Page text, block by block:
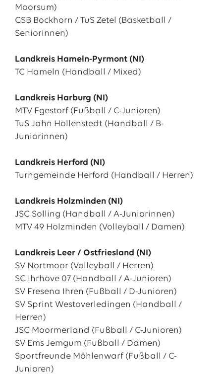
Moorsum)
GSB Bockhorn / TuS Zetel (Basketball /
Seniorinnen)
Landkreis Hameln-Pyrmont (NI)
TC Hameln (Handball / Mixed)
Landkreis Harburg (NI)
MTV Egestorf (Fußball / C-Junioren)
TuS Jahn Hollenstedt (Handball / B-
Juniorinnen)
Landkreis Herford (NI)
Turngemeinde Herford (Handball / Herren)
Landkreis Holzminden (NI)
JSG Solling (Handball / A-Juniorinnen)
MTV 49 Holzminden (Volleyball / Damen)
Landkreis Leer / Ostfriesland (NI)
SV Nortmoor (Volleyball / Herren)
SC Ihrhove 07 (Handball / A-Junioren)
SV Fresena Ihren (Fußball / D-Junioren)
SV Sprint Westoverledingen (Handball /
Herren)
JSG Moormerland (Fußball / C-Junioren)
SV Ems Jemgum (Fußball / Damen)
Sportfreunde Möhlenwarf (Fußball / C-
Junioren)